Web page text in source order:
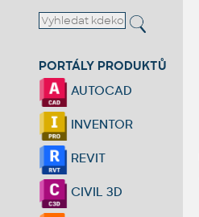
PORTÁLY PRODUKTŮ
AUTOCAD
INVENTOR
REVIT
CIVIL 3D